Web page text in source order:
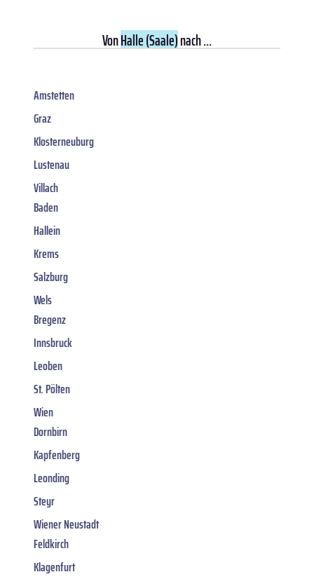
VonHalle (Saale)nach ...
Amstetten
Graz
Klosterneuburg
Lustenau
Villach
Baden
Hallein
Krems
Salzburg
Wels
Bregenz
Innsbruck
Leoben
St. Pölten
Wien
Dornbirn
Kapfenberg
Leonding
Steyr
Wiener Neustadt
Feldkirch
Klagenfurt